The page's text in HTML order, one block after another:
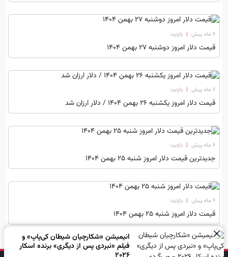
۶ ماه پیش | بازدید:
قیمت دلار امروز دوشنبه 27 بهمن 1404
۶ ماه پیش | بازدید:
قیمت دلار امروز یکشنبه 26 بهمن 1404 / دلار ارزان شد
۶ ماه پیش | بازدید:
جدیدترین قیمت دلار امروز شنبه ۲۵ بهمن ۱۴۰۴
۶ ماه پیش | بازدید:
قیمت دلار امروز شنبه 25 بهمن 1404
× انیمیشن «شکارچیان شیطان کی‌پاپ» و
فیلم «نبردی پس از دیگری» برنده اسکار